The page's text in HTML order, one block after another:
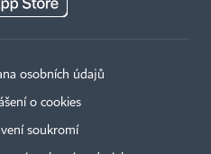
osobních údajů
o cookies
soukromí